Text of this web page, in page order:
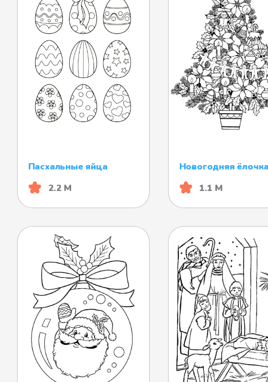
Пасхальные яйца
2.2 М
Новогодняя
1.1 М